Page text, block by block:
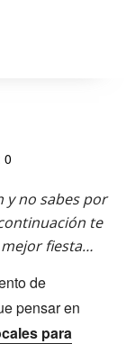
0
y no sabes por
te
fiesta…
de
pensar en
para